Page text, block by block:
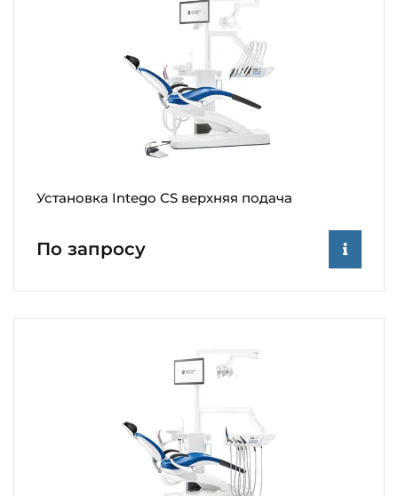
Установка Intego СS верхняя подача
По запросу